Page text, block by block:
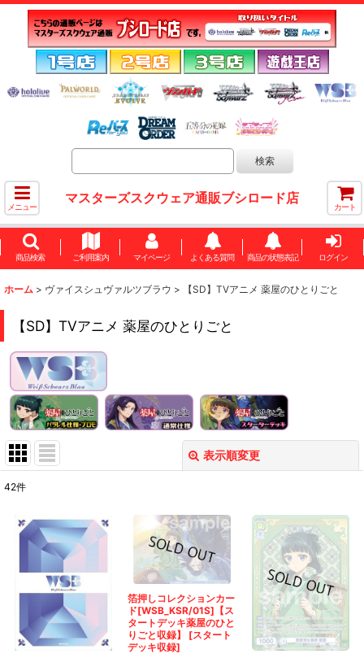
メニュー
マスターズスクウェア通販ブシロード店
カート
商品検索 ご利用案内 マイページ よくある質問 商品の状態表記 ログイン
ホーム > ヴァイスシュヴァルツブラウ > 【SD】TVアニメ 薬屋のひとりごと
【SD】TVアニメ 薬屋のひとりごと
表示順変更
在庫あり
並び順:
絞り込む
42件
箔押しコレクションカー
ド[WSB_KSR/01S]【ス
タートデッキ薬屋のひと
りごと収録】
[スタート
デッキ収録]